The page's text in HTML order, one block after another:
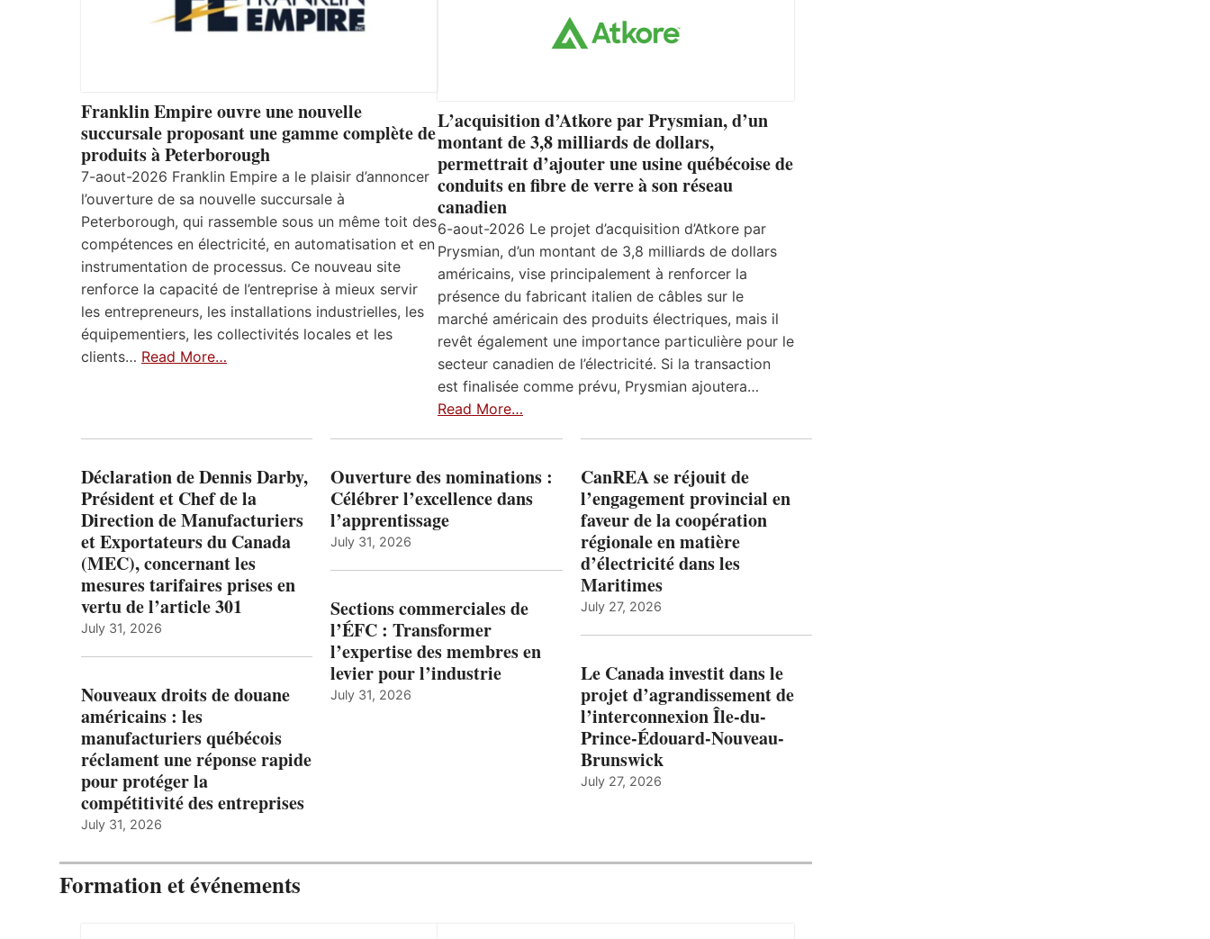
Franklin Empire ouvre une nouvelle
succursale proposant une gamme complète de
produits à Peterborough
7-aout-2026 Franklin Empire a le plaisir d’annoncer
l’ouverture de sa nouvelle succursale à
Peterborough, qui rassemble sous un même toit des
compétences en électricité, en automatisation et en
instrumentation de processus. Ce nouveau site
renforce la capacité de l’entreprise à mieux servir
les entrepreneurs, les installations industrielles, les
équipementiers, les collectivités locales et les
clients… Read More…
L’acquisition d’Atkore par Prysmian, d’un
montant de 3,8 milliards de dollars,
permettrait d’ajouter une usine québécoise de
conduits en fibre de verre à son réseau
canadien
6-aout-2026 Le projet d’acquisition d’Atkore par
Prysmian, d’un montant de 3,8 milliards de dollars
américains, vise principalement à renforcer la
présence du fabricant italien de câbles sur le
marché américain des produits électriques, mais il
revêt également une importance particulière pour le
secteur canadien de l’électricité. Si la transaction
est finalisée comme prévu, Prysmian ajoutera…
Read More…
Déclaration de Dennis Darby,
Président et Chef de la
Direction de Manufacturiers
et Exportateurs du Canada
(MEC), concernant les
mesures tarifaires prises en
vertu de l’article 301
July 31, 2026
Nouveaux droits de douane
américains : les
manufacturiers québécois
réclament une réponse rapide
pour protéger la
compétitivité des entreprises
July 31, 2026
Ouverture des nominations :
Célébrer l’excellence dans
l’apprentissage
July 31, 2026
Sections commerciales de
l’ÉFC : Transformer
l’expertise des membres en
levier pour l’industrie
July 31, 2026
CanREA se réjouit de
l’engagement provincial en
faveur de la coopération
régionale en matière
d’électricité dans les
Maritimes
July 27, 2026
Le Canada investit dans le
projet d’agrandissement de
l’interconnexion Île-du-
Prince-Édouard-Nouveau-
Brunswick
July 27, 2026
Formation et événements